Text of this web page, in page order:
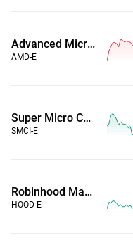
Advanced Micro Devices, Inc. (Horas Estendidas)
AMD-E
Super Micro Computer Inc (Horas Estendidas)
SMCI-E
Robinhood Markets Inc (Horas Estendidas)
HOOD-E